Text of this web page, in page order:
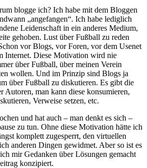
blogge ich? Ich habe mit dem Bloggen
„angefangen“. Ich habe lediglich
Leidenschaft in ein anderes Medium,
gehoben. Lust über Fußball zu reden
vor Blogs, vor Foren, vor dem Usenet
Internet. Diese Motivation wird nie
über Fußball, über meinen Verein
wollen. Und im Prinzip sind Blogs ja
über Fußball zu diskutieren. Es gibt die
Autoren, man kann diese konsumieren,
Verweise setzen, etc.
und hat auch – man denkt es sich –
zu tun. Ohne diese Motivation hätte ich
komplett zugesperrt, den virtuellen
anderen Dingen gewidmet. Aber so ist es
mir Gedanken über Lösungen gemacht
konzipiert.